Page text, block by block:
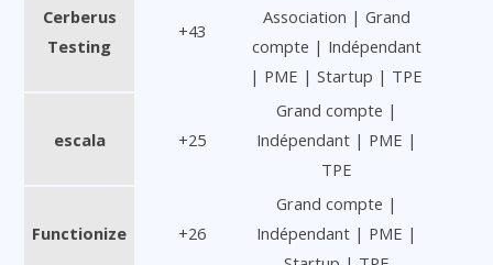
Cerberus
Testing
+43
Association | Grand
compte | Indépendant
| PME | Startup | TPE
escala +25
Grand compte |
Indépendant | PME |
TPE
Functionize +26
Grand compte |
Indépendant | PME |